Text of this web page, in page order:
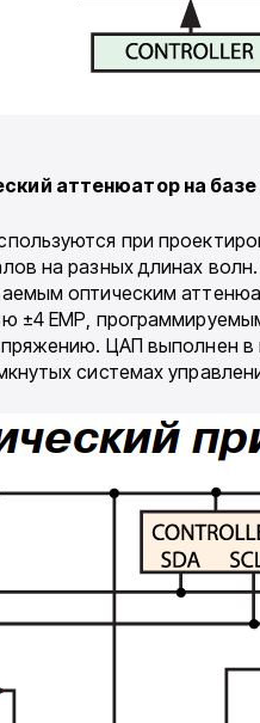
аттенюатор на
при
на разных длинах
оптическим
±4 ЕМР,
ЦАП выполнен в
системах